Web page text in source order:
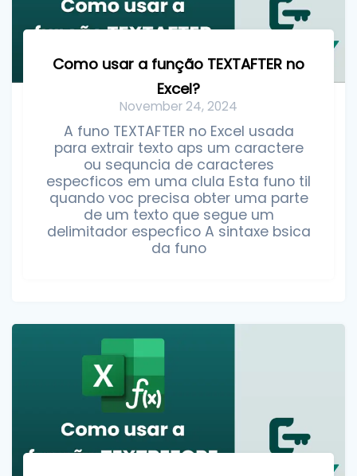
Como usar a função TEXTAFTER no
Excel?
November 24, 2024
A funo TEXTAFTER no Excel usada
para extrair texto aps um caractere
ou sequncia de caracteres
especficos em uma clula Esta funo til
quando voc precisa obter uma parte
de um texto que segue um
delimitador especfico A sintaxe bsica
da funo